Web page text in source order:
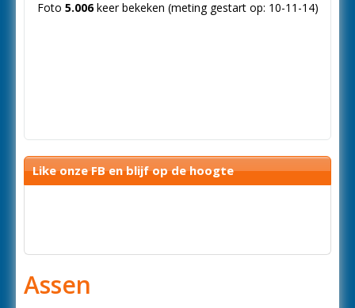
Foto 5.006keer bekeken (meting gestart op: 10-11-14)
Like onze FB en blijf op de hoogte
Assen